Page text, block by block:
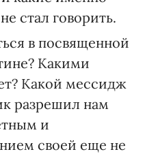
стал говорить.
в посвященной
Какими
Какой мессидж
разрешил нам
и
своей еще не